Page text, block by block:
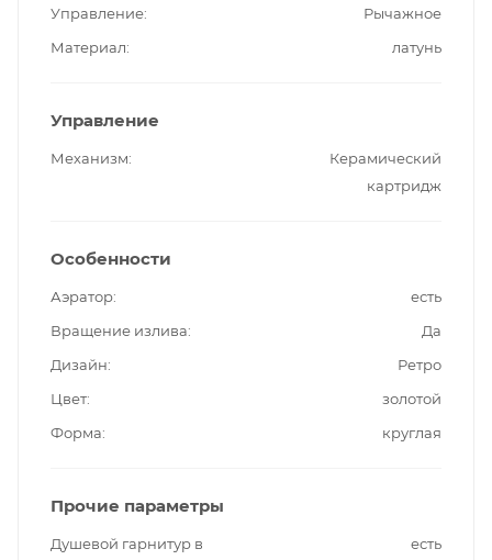
Управление
Рычажное
Материал
латунь
Управление
Механизм
Керамический
картридж
Особенности
Аэратор
есть
Вращение излива
Да
Дизайн
Ретро
Цвет
золотой
Форма
круглая
Прочие параметры
Душевой гарнитур в
есть